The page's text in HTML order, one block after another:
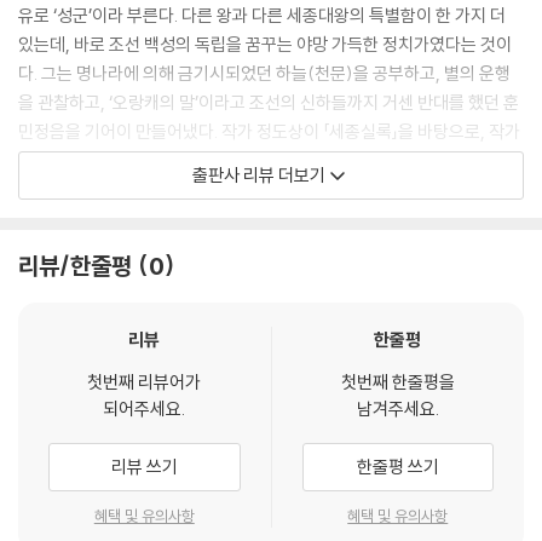
세종은 백성을 굶주리게 하는 공무원이 있으면 그가 비록 높은 지위의 관
찰사나 감사라고 할지라도 파면하는 데 주저하지 않았다. 백성이 굶주리면
국가의 불안정성이 고조된다. 예기치 않은 농민의 봉기는 언제나 굶주림에
서 시작되었다. 당장 배가 고파 죽겠는데 ‘효도를 하라’, ‘정절을 지키라’, ‘제
사를 잘 지내라’, ‘인의예지를 알라’ 등은 모두 헛소리에 불과하다. 배가 고
픈 사람에게는 한 끼의 밥이 중요하고, 굶주린 백성에게는 구휼이 중요하
세종은 덕으로 백성을 인애하는 정책을 펴고자 하였다. 광화문의 ‘광’은 덕
제력으로 보았다. 경제가 순조롭고 굶어 죽는 사람이 없어야 덕치가 빛을
발하기 때문이다. 그런 연후에야 백성의 도덕적 삶의 질을 높일 수 있는 것
---「국가를 경영하는 정치의 기술」중에서
정치가 존재하는 이유는 무엇일까? 일상이 무너지고, 삶이 무너지고, 가족
이 해체되고, 유리걸식하는 사람들이 많아지도록 방치하는 것은 정치의 일
유로 ‘성군’이라 부른다. 다른 왕과 다른 세종대왕의 특별함이 한 가지 더
있는데, 바로 조선 백성의 독립을 꿈꾸는 야망 가득한 정치가였다는 것이
다. 그는 명나라에 의해 금기시되었던 하늘(천문)을 공부하고, 별의 운행
을 관찰하고, ‘오랑캐의 말’이라고 조선의 신하들까지 거센 반대를 했던 훈
민정음을 기어이 만들어냈다. 작가 정도상이 「세종실록」을 바탕으로, 작가
적 상상력과 역사의 맥락을 활용하여 역사가 기록하지 못한 행간을 충실히
채우며 인간 ‘이도’, 품격 있는 정치가 세종의 일생을 한 권의 책으로 담았
근정전 앞에서 나는 세종과 같은 대통령을 기다린다. 즉위하여 첫 번째 국
년간이나 끝장토론을 이어와 끝내는 만장일치로 정책을 채택하는 논쟁주
의자이며 한류의 원천이기도 했다. 또한 비록 노비라 할지라도 굶주렸다는
소문을 듣게 되면 비서를 보내 확인한 뒤 그 소문이 사실이면 해당 자치단
체장을 불러 곤장을 때렸던 복지주의자였고, 레즈비언이었던 며느리 때문
에 고뇌했던 실존주의자였다. 조선의 세종이야말로 지금 여기 대한민국의
우리가 간절히 기다리고 있는 정치인이다. _ 책 속에서
출판사 리뷰 더보기
리뷰/한줄평 0
리뷰
첫번째 리뷰어가
되어주세요.
리뷰 쓰기
혜택 및 유의사항
한줄평
첫번째 한줄평을
남겨주세요.
한줄평 쓰기
혜택 및 유의사항